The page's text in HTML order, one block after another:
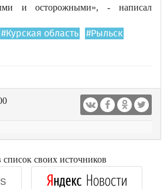
и осторожными», - написал
#Курская область
#Рыльск
своих источников